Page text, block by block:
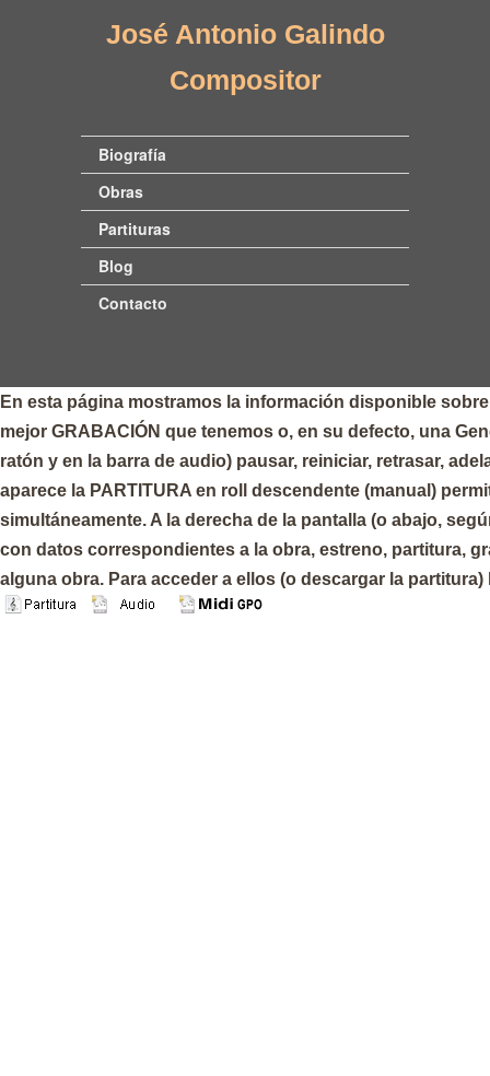
José Antonio Galindo
Compositor
Biografía
Obras
Partituras
Blog
Contacto
En esta página mostramos la información disponible
mejor GRABACIÓN que tenemos o, en su defecto, una
ratón y en la barra de audio) pausar, reiniciar, retrasar,
aparece la PARTITURA en roll descendente (manual)
simultáneamente. A la derecha de la pantalla (o abajo,
con datos correspondientes a la obra, estreno, partitura,
alguna obra. Para acceder a ellos (o descargar la